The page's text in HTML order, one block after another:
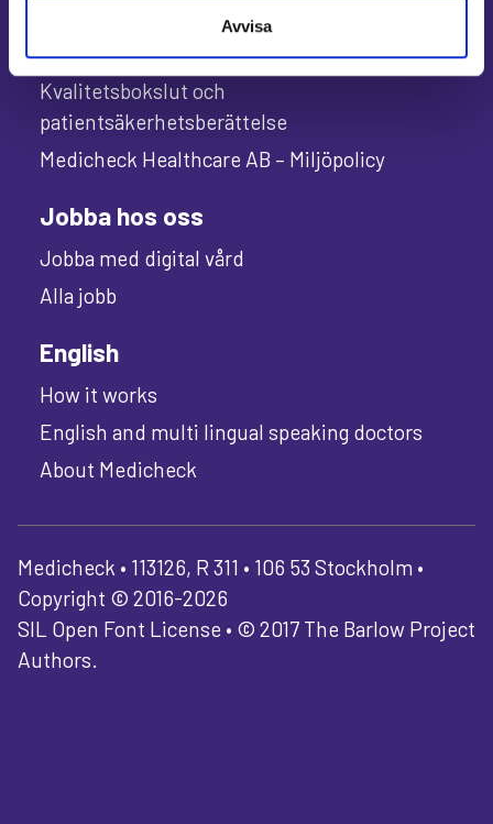
Avvisa
Styrelse
Kvalitetsbokslut och
patientsäkerhetsberättelse
Medicheck Healthcare AB – Miljöpolicy
Jobba hos oss
Jobba med digital vård
Alla jobb
English
How it works
English and multi lingual speaking doctors
About Medicheck
Medicheck • 113126, R 311 • 106 53 Stockholm •
Copyright © 2016-2026
SIL Open Font License • © 2017 The Barlow Project
Authors.